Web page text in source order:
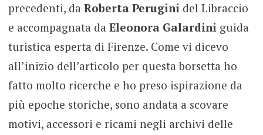
precedenti, da Roberta Peruginidel Libraccio
e accompagnata da Eleonora Galardini guida
turistica esperta di Firenze. Come vi dicevo
all’inizio dell’articolo per questa borsetta ho
fatto molto ricerche e ho preso ispirazione da
più epoche storiche, sono andata a scovare
motivi, accessori e ricami negli archivi delle